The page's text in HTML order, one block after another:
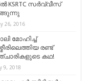
KSRTC സർവ്വീസ്
26, 2016
മോഹിച്ച്
രണ്ട്
കഥ!
9, 2018